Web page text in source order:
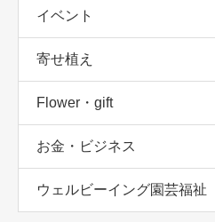
イベント
寄せ植え
Flower・gift
お金・ビジネス
ウェルビーイング園芸福祉